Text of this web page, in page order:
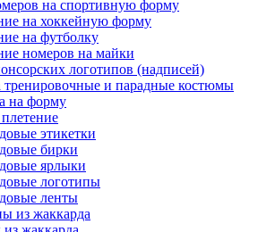
на спортивную форму
на хоккейную форму
на футболку
номеров на майки
логотипов (надписей)
тренировочные и парадные костюмы
на форму
этикетки
бирки
ярлыки
логотипы
ленты
из жаккарда